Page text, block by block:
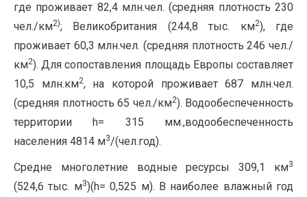
где проживает 82,4 млн.чел. (средняя плотность 230
чел./км2); Великобритания (244,8 тыс. км2), где
проживает 60,3 млн.чел. (средняя плотность 246 чел./
км2). Для сопоставления площадь Европы составляет
10,5 млн.км2, на которой проживает 687 млн.чел.
(средняя плотность 65 чел./км2). Водообеспеченность
территории h= 315 мм.,водообеспеченность
населения 4814 м3/(чел.год).
Средне многолетние водные ресурсы 309,1 км3
(524,6 тыс. м3)(h= 0,525 м). В наиболее влажный год